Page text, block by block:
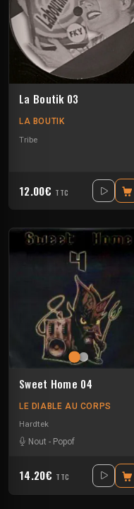
La Boutik 03
LA BOUTIK
Tribe
12.00€ TTC
Sweet Home 04
LE DIABLE AU CORPS
Hardtek
Nout - Popof
14.20€ TTC